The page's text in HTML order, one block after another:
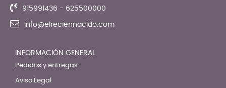
915991436 - 625500000
info@elreciennacido.com
INFORMACIÓN GENERAL
Pedidos y entregas
Aviso Legal